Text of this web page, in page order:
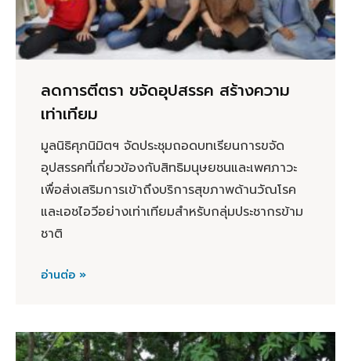
ลดการตีตรา ขจัดอุปสรรค สร้างความ
เท่าเทียม
มูลนิธิศุภนิมิตฯ จัดประชุมถอดบทเรียนการขจัด
อุปสรรคที่เกี่ยวข้องกับสิทธิมนุษยชนและเพศภาวะ
เพื่อส่งเสริมการเข้าถึงบริการสุขภาพด้านวัณโรค
และเอชไอวีอย่างเท่าเทียมสำหรับกลุ่มประชากรข้าม
ชาติ
อ่านต่อ »